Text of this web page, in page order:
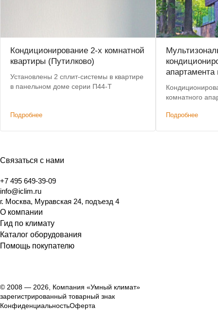
Кондиционирование 2-х комнатной
квартиры (Путилково)
Установлены 2 сплит-системы в квартире
в панельном доме серии П44-Т
Подробнее
комнатного
Подробнее
Связаться с нами
+7 495 649-39-09
info@iclim.ru
г. Москва, Муравская 24, подъезд 4
О компании
Гид по климату
Каталог оборудования
Помощь покупателю
© 2008 — 2026, Компания «Умный климат»
зарегистрированный товарный знак
КонфиденциальностьОферта